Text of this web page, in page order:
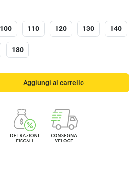
100 110 120 130 140
180
Aggiungi al carrello